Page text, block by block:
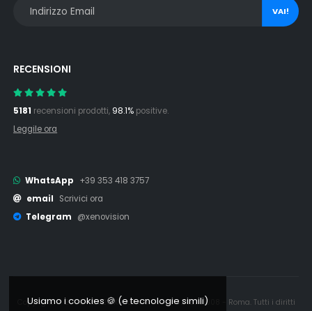
VAI!
RECENSIONI
5181 recensioni prodotti, 98.1% positive.
Leggile ora
WhatsApp
+39 353 418 3757
email
Scrivici ora
Telegram
@xenovision
Copyright © 2006 - 2026 Xenovision.it - IT16245761008 - Roma. Tutti i diritti
Usiamo i cookies 🍪 (e tecnologie simili)